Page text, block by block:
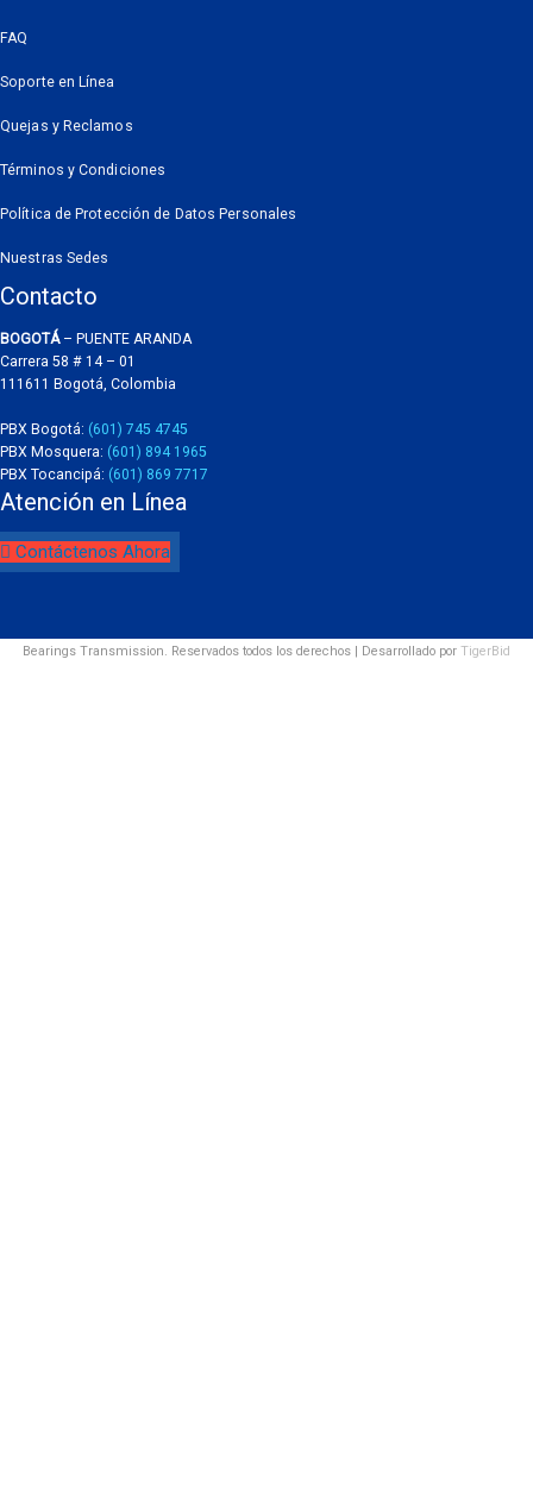
FAQ
Soporte en Línea
Quejas y Reclamos
Términos y Condiciones
Política de Protección de Datos Personales
Nuestras Sedes
Contacto
BOGOTÁ– PUENTE ARANDA
Carrera 58 # 14 – 01
111611 Bogotá, Colombia
PBX Bogotá: (601) 745 4745
PBX Mosquera: (601) 894 1965
PBX Tocancipá: (601) 869 7717
Atención en Línea
Contáctenos Ahora
Bearings Transmission. Reservados todos los derechos | Desarrollado por TigerBid